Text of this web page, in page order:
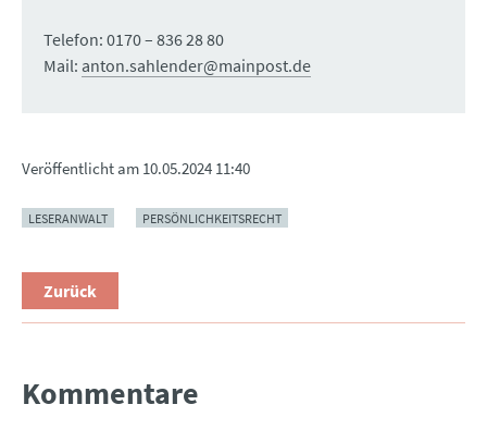
Telefon: 0170 – 836 28 80
Mail: anton.sahlender@mainpost.de
Veröffentlicht am 10.05.2024 11:40
LESERANWALT PERSÖNLICHKEITSRECHT
Zurück
Kommentare